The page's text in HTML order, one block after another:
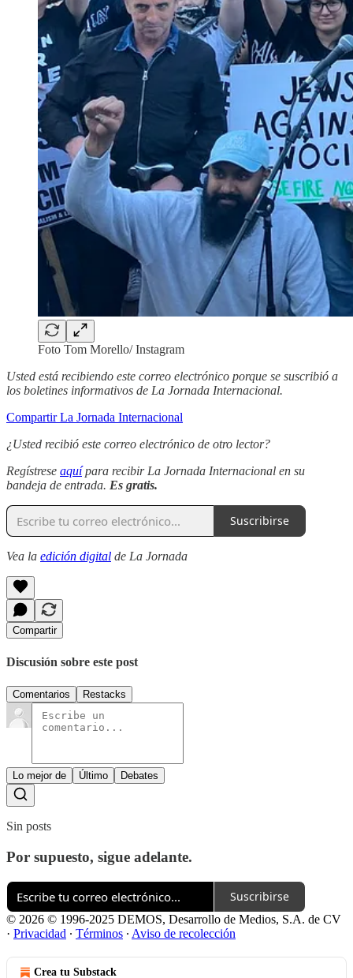
Foto Tom Morello/ Instagram
Usted está recibiendo este correo electrónico porque se suscribió a
los boletines informativos de La Jornada Internacional.
Compartir La Jornada Internacional
¿Usted recibió este correo electrónico de otro lector?
Regístrese aquípara recibir La Jornada Internacional en su
bandeja de entrada. Es gratis.
Suscribirse
Vea la edición digital de La Jornada
Compartir
Discusión sobre este post
Comentarios Restacks
Lo mejor de Último Debates
Sin posts
Por supuesto, sigue adelante.
Suscribirse
© 2026 © 1996-2025 DEMOS, Desarrollo de Medios, S.A. de CV
· Privacidad ∙ Términos ∙ Aviso de recolección
Crea tu Substack